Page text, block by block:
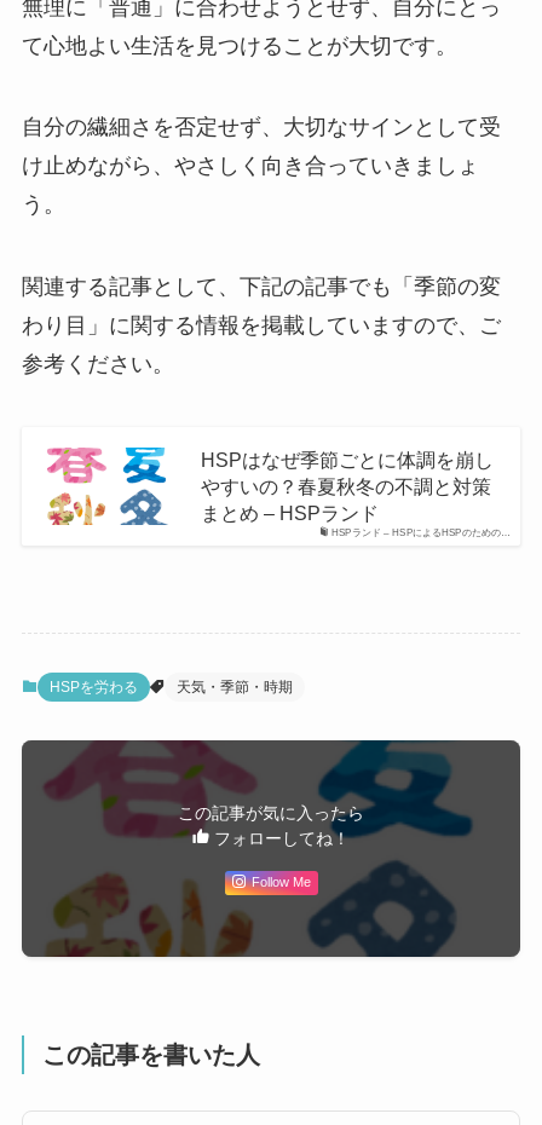
無理に「普通」に合わせようとせず、自分にとっ
て心地よい生活を見つけることが大切です。
自分の繊細さを否定せず、大切なサインとして受
け止めながら、やさしく向き合っていきましょ
う。
関連する記事として、下記の記事でも「季節の変
わり目」に関する情報を掲載していますので、ご
参考ください。
HSPランド – HSPによるHSPのための…
HSPはなぜ季節ごとに体調を崩し
やすいの？春夏秋冬の不調と対策
まとめ – HSPランド
HSPを労わる 天気・季節・時期
この記事が気に入ったら
フォローしてね！
Follow Me
この記事を書いた人